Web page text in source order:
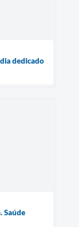
dedicado
Saúde